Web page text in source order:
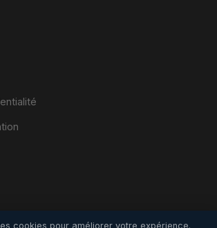
cookies pour améliorer votre expérience.